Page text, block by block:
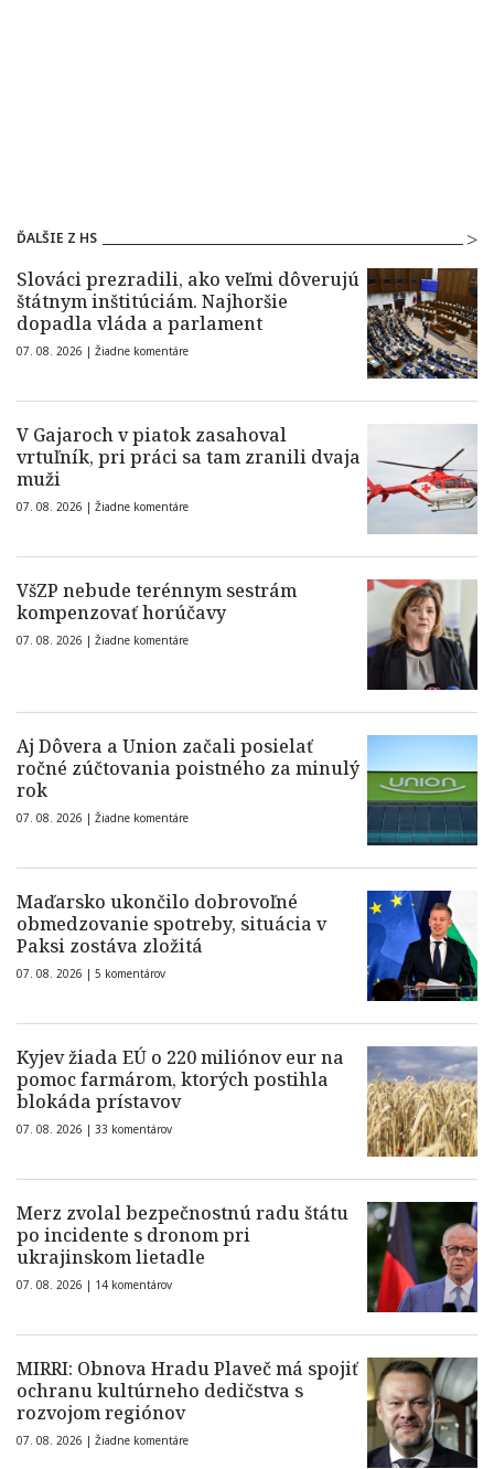
ĎALŠIE Z HS
Slováci prezradili, ako veľmi dôverujú
štátnym inštitúciám. Najhoršie
dopadla vláda a parlament
07. 08. 2026 | Žiadne komentáre
V Gajaroch v piatok zasahoval
vrtuľník, pri práci sa tam zranili dvaja
muži
07. 08. 2026 | Žiadne komentáre
VšZP nebude terénnym sestrám
kompenzovať horúčavy
07. 08. 2026 | Žiadne komentáre
Aj Dôvera a Union začali posielať
ročné zúčtovania poistného za minulý
rok
07. 08. 2026 | Žiadne komentáre
Maďarsko ukončilo dobrovoľné
obmedzovanie spotreby, situácia v
Paksi zostáva zložitá
07. 08. 2026 | 5 komentárov
Kyjev žiada EÚ o 220 miliónov eur na
pomoc farmárom, ktorých postihla
blokáda prístavov
07. 08. 2026 | 33 komentárov
Merz zvolal bezpečnostnú radu štátu
po incidente s dronom pri
ukrajinskom lietadle
07. 08. 2026 | 14 komentárov
MIRRI: Obnova Hradu Plaveč má spojiť
ochranu kultúrneho dedičstva s
rozvojom regiónov
07. 08. 2026 | Žiadne komentáre